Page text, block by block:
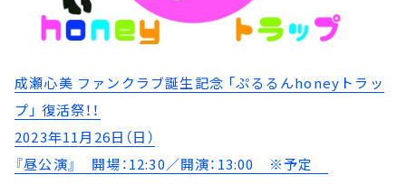
成瀬心美 ファンクラブ誕生記念 「ぷるるんhoneyトラッ
プ」 復活祭！！
2023年11月26日（日）
『昼公演』 開場：12:30／開演：13:00 ※予定